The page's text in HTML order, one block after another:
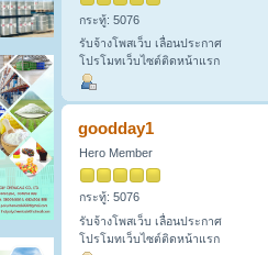
กระทู้: 5076
รับจ้างโพสเว็บ เลื่อนประกาศ
โปรโมทเว็บไซต์ติดหน้าแรก
goodday1
Hero Member
กระทู้: 5076
รับจ้างโพสเว็บ เลื่อนประกาศ
โปรโมทเว็บไซต์ติดหน้าแรก